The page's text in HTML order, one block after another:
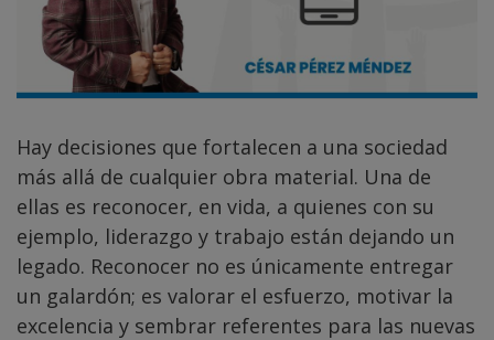
Hay decisiones que fortalecen a una sociedad
más allá de cualquier obra material. Una de
ellas es reconocer, en vida, a quienes con su
ejemplo, liderazgo y trabajo están dejando un
legado. Reconocer no es únicamente entregar
un galardón; es valorar el esfuerzo, motivar la
excelencia y sembrar referentes para las nuevas